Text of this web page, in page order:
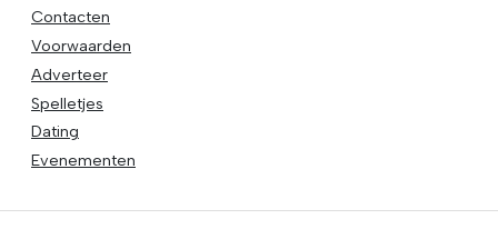
Contacten
Voorwaarden
Adverteer
Spelletjes
Dating
Evenementen